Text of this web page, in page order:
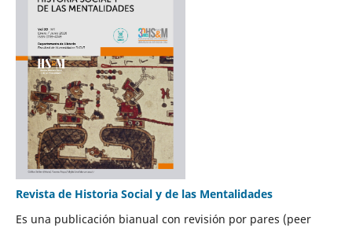
Revista de Historia Social y de las Mentalidades
Es una publicación bianual con revisión por pares (peer